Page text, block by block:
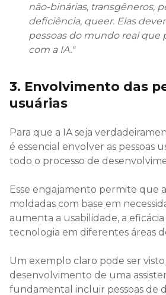
não-binárias, transgêneros,
deficiência, queer. Elas
pessoas do mundo real que
com a IA."
3. Envolvimento das
usuárias
Para que a IA seja
é essencial envolver as pessoas
todo o processo de
Esse engajamento permite que
moldadas com base em
aumenta a usabilidade, a
tecnologia em diferentes áreas
Um exemplo claro pode ser
desenvolvimento de uma
fundamental incluir pessoas de